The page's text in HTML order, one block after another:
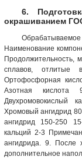
6.
окрашиванием
Наименование
Продолжительность,
сплавов, отлитые
Ортофосфорная
Азотная
Двухромовокислый
Хромовый ангидрид
ангидрид 150-250
кальций 2-3
ангидрида. 9. После
дополнительное